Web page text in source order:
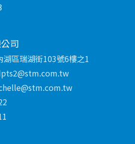
司
區瑞湖街103號6樓之1